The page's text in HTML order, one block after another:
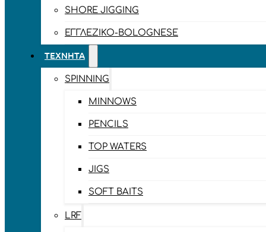
SHORE JIGGING
ΕΓΓΛΈΖΙΚΟ-BOLOGNESE
ΤΕΧΝΗΤΆ
SPINNING
MINNOWS
PENCILS
TOP WATERS
JIGS
SOFT BAITS
LRF